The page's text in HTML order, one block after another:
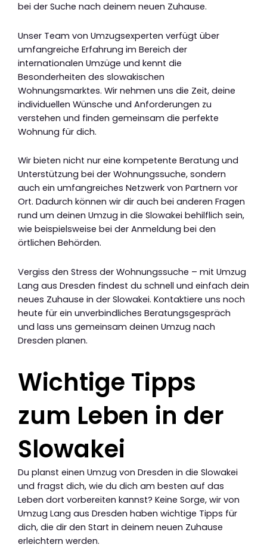
bei der Suche nach deinem neuen Zuhause.
Unser Team von Umzugsexperten verfügt über
umfangreiche Erfahrung im Bereich der
internationalen Umzüge und kennt die
Besonderheiten des slowakischen
Wohnungsmarktes. Wir nehmen uns die Zeit, deine
individuellen Wünsche und Anforderungen zu
verstehen und finden gemeinsam die perfekte
Wohnung für dich.
Wir bieten nicht nur eine kompetente Beratung und
Unterstützung bei der Wohnungssuche, sondern
auch ein umfangreiches Netzwerk von Partnern vor
Ort. Dadurch können wir dir auch bei anderen Fragen
rund um deinen Umzug in die Slowakei behilflich sein,
wie beispielsweise bei der Anmeldung bei den
örtlichen Behörden.
Vergiss den Stress der Wohnungssuche – mit Umzug
Lang aus Dresden findest du schnell und einfach dein
neues Zuhause in der Slowakei. Kontaktiere uns noch
heute für ein unverbindliches Beratungsgespräch
und lass uns gemeinsam deinen Umzug nach
Dresden planen.
Wichtige Tipps
zum Leben in der
Slowakei
Du planst einen Umzug von Dresden in die Slowakei
und fragst dich, wie du dich am besten auf das
Leben dort vorbereiten kannst? Keine Sorge, wir von
Umzug Lang aus Dresden haben wichtige Tipps für
dich, die dir den Start in deinem neuen Zuhause
erleichtern werden.